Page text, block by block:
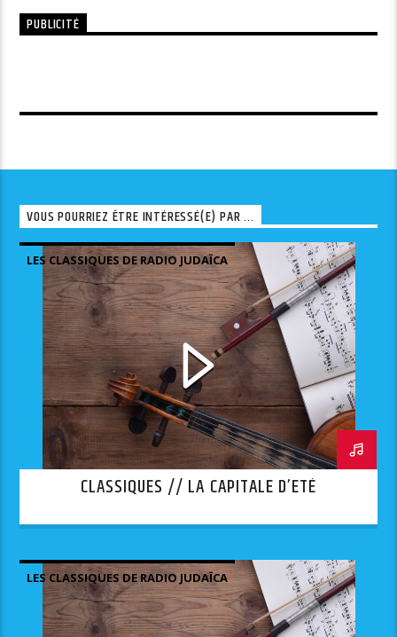
PUBLICITÉ
VOUS POURRIEZ ÊTRE INTÉRESSÉ(E) PAR ...
LES CLASSIQUES DE RADIO JUDAÏCA
CLASSIQUES // LA CAPITALE D’ETÉ
LES CLASSIQUES DE RADIO JUDAÏCA